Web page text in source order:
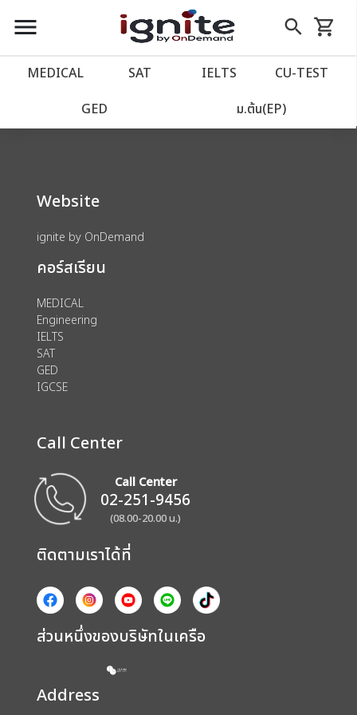
close
account_balance หน้าแรก
เว็บไซต์อิกไนท์
import_contacts วางแผนการเรียน
account_circle เข้าสู่ระบบ
assignment ลงทะเบียน
menu search
Skip
to
shopping_cart
รถเข็น
MEDICAL SAT IELTS CU‑TEST
GED ม.ต้น(EP)
We could not find anything for 80000875
Website
ignite by OnDemand
คอร์สเรียน
MEDICAL
Engineering
IELTS
SAT
GED
IGCSE
Call Center
Call Center
02-251-9456
(08.00-20.00 น.)
ติดตามเราได้ที่
ส่วนหนึ่งของบริษัทในเครือ
Address